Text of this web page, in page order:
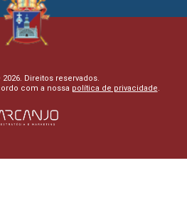
Direitos reservados.
com a nossa política de privacidade.